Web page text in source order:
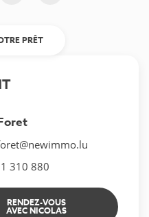
PRÊT
310 880
RENDEZ-VOUS
AVEC NICOLAS